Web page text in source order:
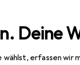
Deine
wählst, erfassen wir